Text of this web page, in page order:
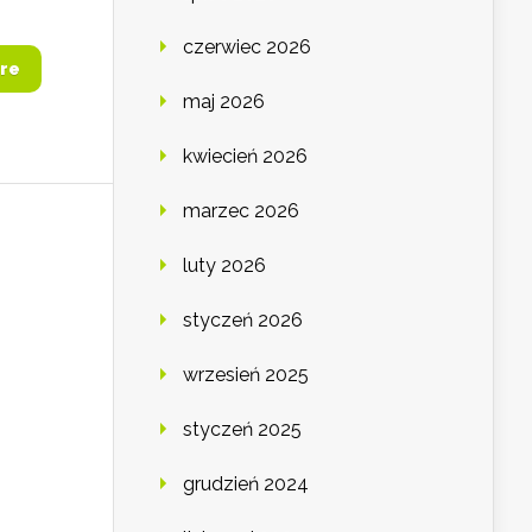
czerwiec 2026
maj 2026
kwiecień 2026
marzec 2026
luty 2026
styczeń 2026
wrzesień 2025
styczeń 2025
grudzień 2024